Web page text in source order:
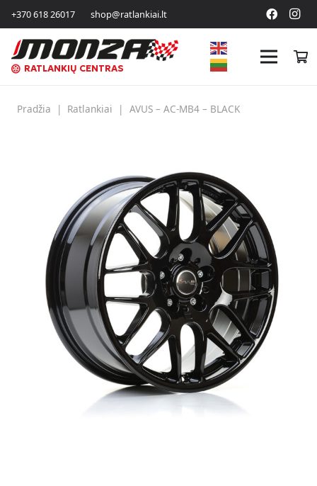
+370 618 26017 shop@ratlankiai.lt
RATLANKIŲ CENTRAS
Pradžia | Ratlankiai | AVUS – AC-MB4 – BLACK